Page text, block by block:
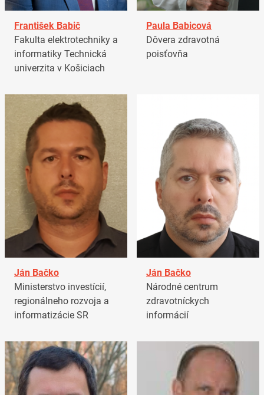
František Babič
Fakulta elektrotechniky a
informatiky Technická
univerzita v Košiciach
Paula Babicová
Dôvera zdravotná
poisťovňa
Ján Bačko
Ministerstvo investícií,
regionálneho rozvoja a
informatizácie SR
Ján Bačko
Národné centrum
zdravotníckych
informácií